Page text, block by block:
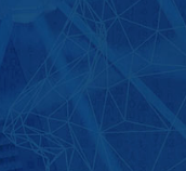
contenu
principal